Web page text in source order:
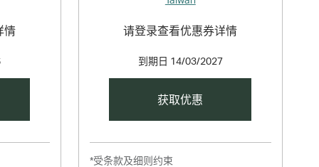
情 请登录查看优惠券详情
到期日 14/03/2027
获取优惠
*受条款及细则约束